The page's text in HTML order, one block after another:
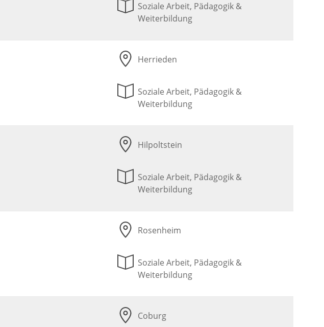
Soziale Arbeit, Pädagogik &
Weiterbildung
Herrieden
Soziale Arbeit, Pädagogik &
Weiterbildung
Hilpoltstein
Soziale Arbeit, Pädagogik &
Weiterbildung
Rosenheim
Soziale Arbeit, Pädagogik &
Weiterbildung
Coburg